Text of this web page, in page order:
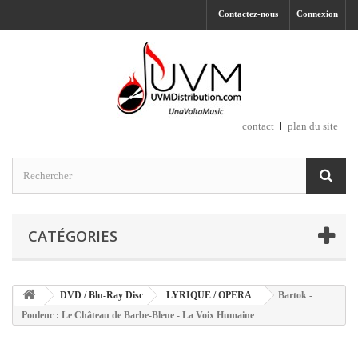
Connexion
Contactez-nous
contact plan du site
CATÉGORIES
DVD / Blu-Ray Disc LYRIQUE / OPERA
Bartok -
Poulenc : Le Château de Barbe-Bleue - La Voix Humaine